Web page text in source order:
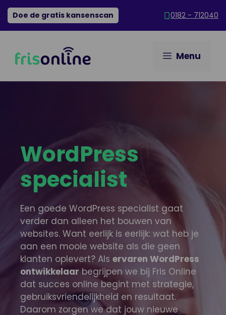
Ga
naar
de
Doe de gratis kansenscan 0182 - 712040
Menu
WordPress
specialist
Een goede WordPress specialist gaat
verder dan alleen het bouwen van
websites. Want eerlijk is eerlijk: wat heb je
aan een mooie website als die geen
klanten oplevert? Als ervaren WordPress
ontwikkelaar begrijpen we bij Fris Online
dat succes online begint met strategie,
gebruiksvriendelijkheid en resultaat.
Daarom zorgen we dat jouw nieuwe